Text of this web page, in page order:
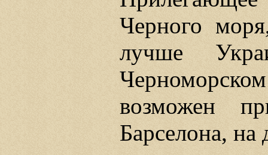
Черного
лучше
возможен
Барселона, на